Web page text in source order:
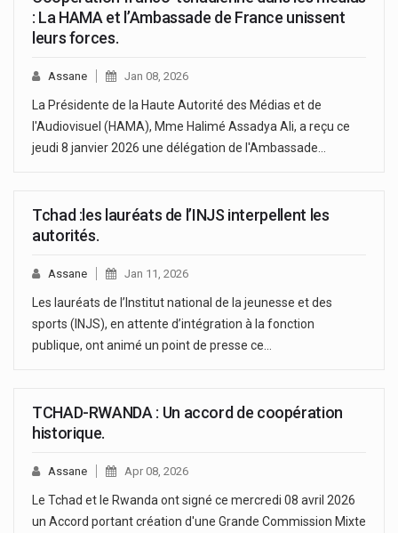
: La HAMA et l’Ambassade de France unissent
leurs forces.
Assane Jan 08, 2026
La Présidente de la Haute Autorité des Médias et de
l'Audiovisuel (HAMA), Mme Halimé Assadya Ali, a reçu ce
jeudi 8 janvier 2026 une délégation de l'Ambassade…
Tchad :les lauréats de l’INJS interpellent les
autorités.
Assane Jan 11, 2026
Les lauréats de l’Institut national de la jeunesse et des
sports (INJS), en attente d’intégration à la fonction
publique, ont animé un point de presse ce…
TCHAD-RWANDA : Un accord de coopération
historique.
Assane Apr 08, 2026
Le Tchad et le Rwanda ont signé ce mercredi 08 avril 2026
un Accord portant création d'une Grande Commission Mixte